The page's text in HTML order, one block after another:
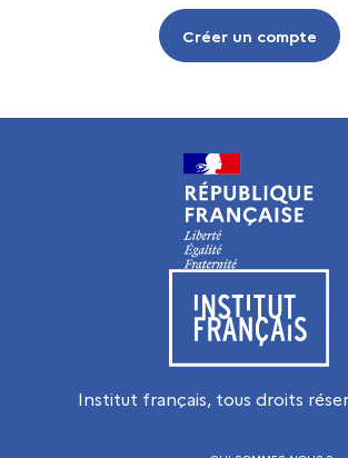
Créer un compte
Visiter le site de l’Institut français
Institut français, tous droits